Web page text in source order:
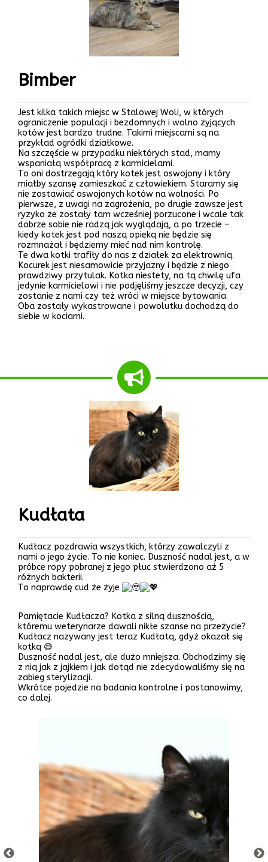
Bimber
Jest kilka takich miejsc w Stalowej Woli, w których
ograniczenie populacji i bezdomnych i wolno żyjących
kotów jest bardzo trudne. Takimi miejscami są na
przykład ogródki działkowe.
Na szczęście w przypadku niektórych stad, mamy
wspaniałą współpracę z karmicielami.
To oni dostrzegają który kotek jest oswojony i który
miałby szansę zamieszkać z człowiekiem. Staramy się
nie zostawiać oswojonych kotów na wolności. Po
pierwsze, z uwagi na zagrożenia, po drugie zawsze jest
ryzyko że zostały tam wcześniej porzucone i wcale tak
dobrze sobie nie radzą jak wyglądają, a po trzecie –
kiedy kotek jest pod naszą opieką nie będzie się
rozmnażał i będziemy mieć nad nim kontrolę.
Te dwa kotki trafiły do nas z działek za elektrownią.
Kocurek jest niesamowicie przyjazny i będzie z niego
prawdziwy przytulak. Kotka niestety, na tą chwilę ufa
jedynie karmicielowi i nie podjęliśmy jeszcze decyzji, czy
zostanie z nami czy też wróci w miejsce bytowania.
Oba zostały wykastrowane i powolutku dochodzą do
siebie w kociarni.
Kudłata
Kudłacz pozdrawia wszystkich, którzy zawalczyli z
nami o jego życie. To nie koniec. Duszność nadal jest, a w
próbce ropy pobranej z jego płuc stwierdzono aż 5
różnych bakterii.
To naprawdę cud że żyje
Pamiętacie Kudłacza? Kotka z silną dusznością,
któremu weterynarze dawali nikłe szanse na przeżycie?
Kudłacz nazywany jest teraz Kudłatą, gdyż okazał się
kotką 😅
Duszność nadal jest, ale dużo mniejsza. Obchodzimy się
z nią jak z jajkiem i jak dotąd nie zdecydowaliśmy się na
zabieg sterylizacji.
Wkrótce pojedzie na badania kontrolne i postanowimy,
co dalej.